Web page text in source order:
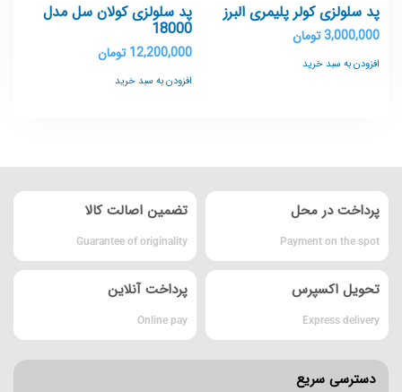
پد سلولزی کولر پلیمری البرز
3,000,000 تومان
افزودن به سبد خرید
پد سلولزی کولان سل مدل
18000
12,200,000 تومان
افزودن به سبد خرید
پرداخت در محل
Payment on the spot
تضمین اصالت کالا
Guarantee of originality
تحویل اکسپرس
Express delivery
پرداخت آنلاین
Online pay
دسترسی سریع